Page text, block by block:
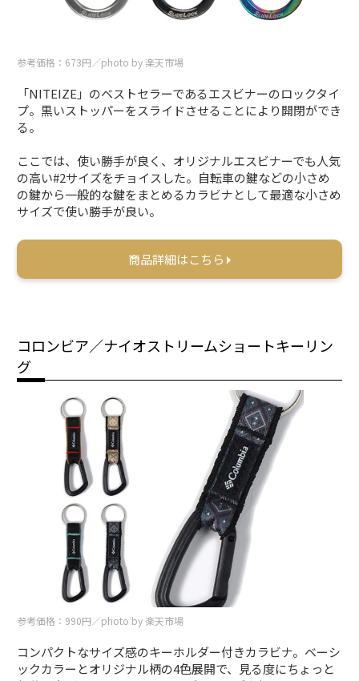
参考価格：673円／photo by 楽天市場
「NITEIZE」のベストセラーであるエスビナーのロックタイ
プ。黒いストッパーをスライドさせることにより開閉ができ
る。
ここでは、使い勝手が良く、オリジナルエスビナーでも人気
の高い#2サイズをチョイスした。自転車の鍵などの小さめ
の鍵から一般的な鍵をまとめるカラビナとして最適な小さめ
サイズで使い勝手が良い。
商品詳細はこちら
コロンビア／ナイオストリームショートキーリン
グ
参考価格：990円／photo by 楽天市場
コンパクトなサイズ感のキーホルダー付きカラビナ。ベーシ
ックカラーとオリジナル柄の4色展開で、見る度にちょっと